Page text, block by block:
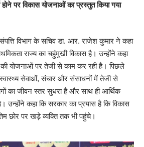
पर विकास योजनाओं का प्रस्तुत किया गया
विभाग के सचिव डा. आर. राजेश कुमार ने कहा
राज्य का चहुंमुखी विकास है। उन्होंने कहा
योजनाओं पर तेजी से काम कर रही है। पिछले
स्वास्थ्य सेवाओं, संचार और संसाधनों में तेजी से
का जीवन स्तर सुधरा है और साथ ही आर्थिक
उन्होंने कहा कि सरकार का प्रयास है कि विकास
छोर पर खड़े व्यक्ति तक भी पहुंचे।